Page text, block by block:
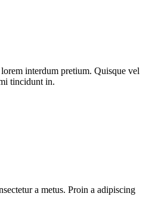
interdum pretium. Quisque vel
tincidunt in.
a metus. Proin a adipiscing